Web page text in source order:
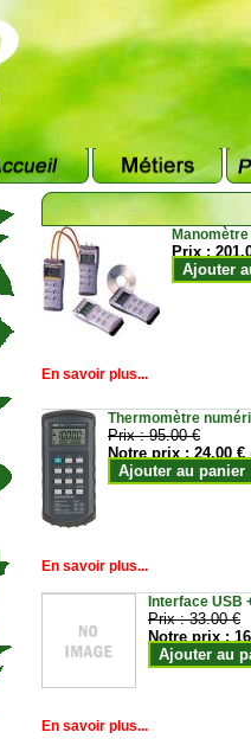
Prix :
Ajouter
En savoir plus...
Thermomètre
Prix :95.00 €
Notre prix :24.00 €
Ajouter au panier
En savoir plus...
Interface USB
Prix :33.00 €
Notre prix :
Ajouter au
En savoir plus...